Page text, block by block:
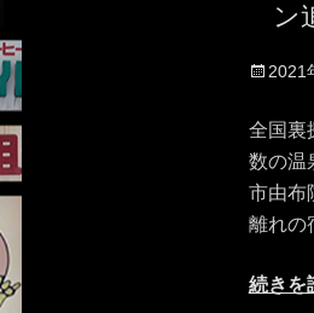
ン
Posted
2021
全国裏
数の温
市由布
離れの
続きを